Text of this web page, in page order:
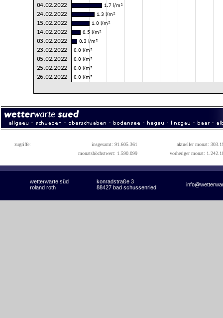
zugriffe: insgesamt: 91.605.361
aktueller monat:
monatshöchstwert: 1.590.099
vorheriger monat:
wetterwarte süd konradstraße 3
roland roth 88427 bad schussenried